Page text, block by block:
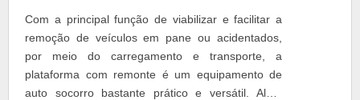
Com a principal função de viabilizar e facilitar a
remoção de veículos em pane ou acidentados,
por meio do carregamento e transporte, a
plataforma com remonte é um equipamento de
auto socorro bastante prático e versátil. Além